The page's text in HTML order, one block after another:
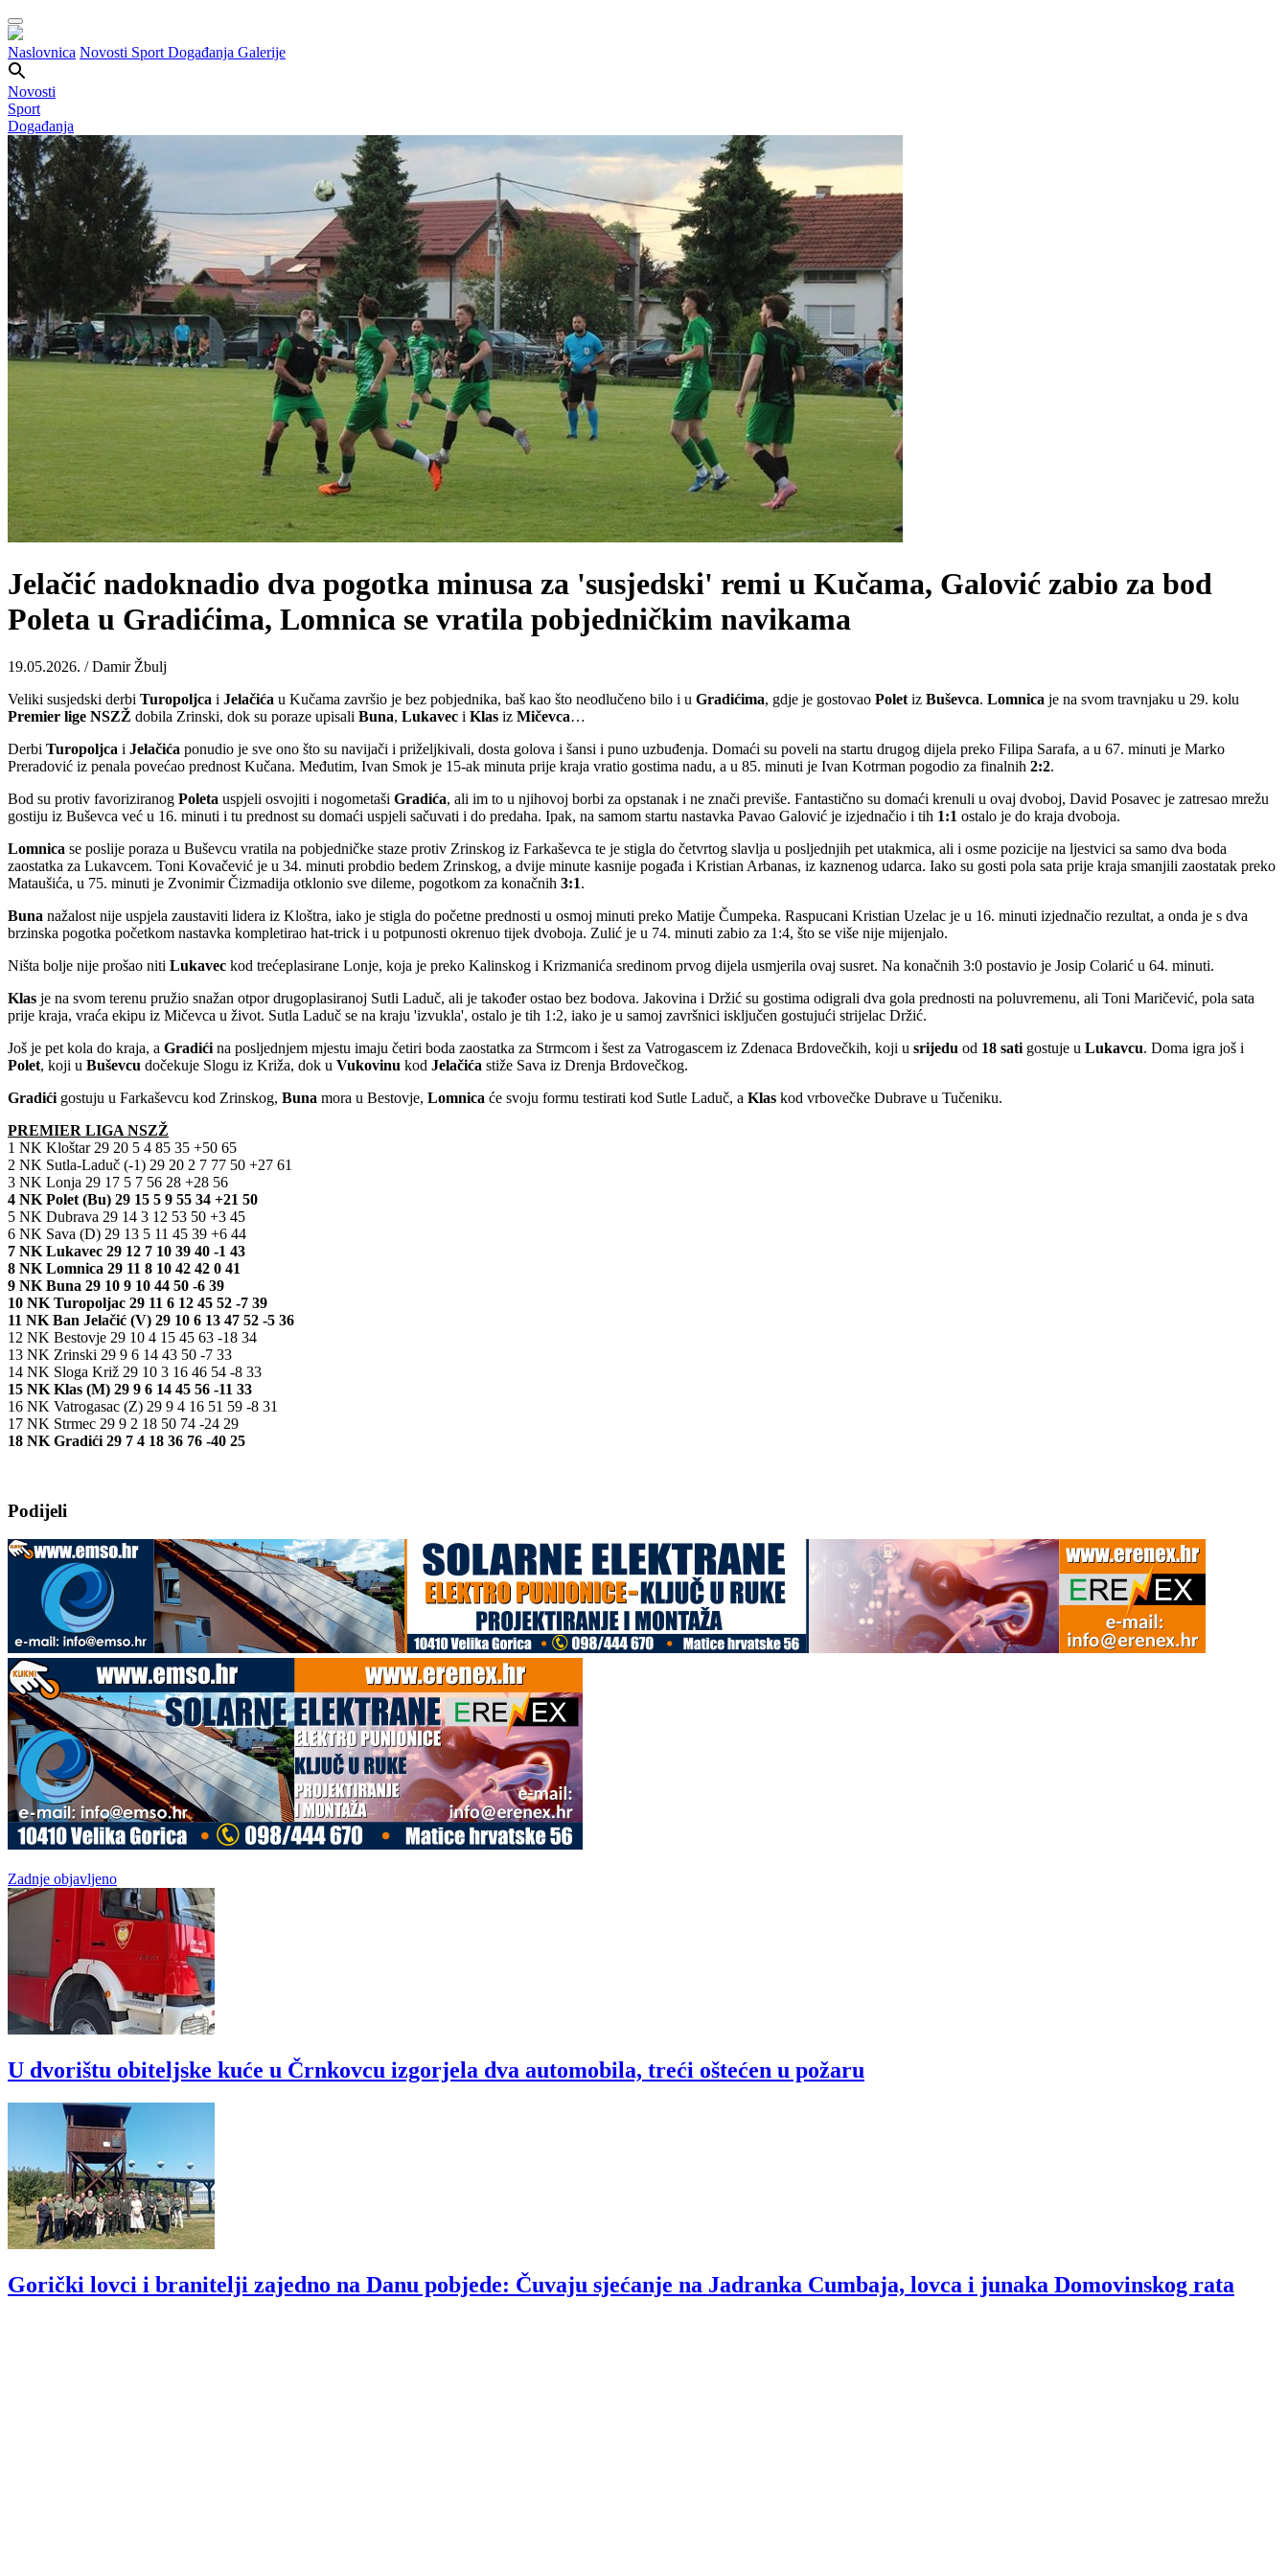
Naslovnica Novosti Sport Događanja Galerije
Novosti
Sport
Događanja
Jelačić nadoknadio dva pogotka minusa za 'susjedski' remi u Kučama, Galović zabio za bod
Poleta u Gradićima, Lomnica se vratila pobjedničkim navikama
19.05.2026. / Damir Žbulj
Veliki susjedski derbi Turopoljca i Jelačića u Kučama završio je bez pobjednika, baš kao što neodlučeno bilo i u Gradićima, gdje je gostovao Polet iz Buševca. Lomnica je na svom travnjaku u 29. kolu
Premier lige NSZŽ dobila Zrinski, dok su poraze upisali Buna, Lukavec i Klas iz Mičevca…
Derbi Turopoljca i Jelačića ponudio je sve ono što su navijači i priželjkivali, dosta golova i šansi i puno uzbuđenja. Domaći su poveli na startu drugog dijela preko Filipa Sarafa, a u 67. minuti je Marko
Preradović iz penala povećao prednost Kučana. Međutim, Ivan Smok je 15-ak minuta prije kraja vratio gostima nadu, a u 85. minuti je Ivan Kotrman pogodio za finalnih 2:2.
Bod su protiv favoriziranog Poleta uspjeli osvojiti i nogometaši Gradića, ali im to u njihovoj borbi za opstanak i ne znači previše. Fantastično su domaći krenuli u ovaj dvoboj, David Posavec je zatresao mrežu
gostiju iz Buševca već u 16. minuti i tu prednost su domaći uspjeli sačuvati i do predaha. Ipak, na samom startu nastavka Pavao Galović je izjednačio i tih 1:1 ostalo je do kraja dvoboja.
Lomnica se poslije poraza u Buševcu vratila na pobjedničke staze protiv Zrinskog iz Farkaševca te je stigla do četvrtog slavlja u posljednjih pet utakmica, ali i osme pozicije na ljestvici sa samo dva boda
zaostatka za Lukavcem. Toni Kovačević je u 34. minuti probdio bedem Zrinskog, a dvije minute kasnije pogađa i Kristian Arbanas, iz kaznenog udarca. Iako su gosti pola sata prije kraja smanjili zaostatak preko
Mataušića, u 75. minuti je Zvonimir Čizmadija otklonio sve dileme, pogotkom za konačnih 3:1.
Buna nažalost nije uspjela zaustaviti lidera iz Kloštra, iako je stigla do početne prednosti u osmoj minuti preko Matije Čumpeka. Raspucani Kristian Uzelac je u 16. minuti izjednačio rezultat, a onda je s dva
brzinska pogotka početkom nastavka kompletirao hat-trick i u potpunosti okrenuo tijek dvoboja. Zulić je u 74. minuti zabio za 1:4, što se više nije mijenjalo.
Ništa bolje nije prošao niti Lukavec kod trećeplasirane Lonje, koja je preko Kalinskog i Krizmanića sredinom prvog dijela usmjerila ovaj susret. Na konačnih 3:0 postavio je Josip Colarić u 64. minuti.
Klas je na svom terenu pružio snažan otpor drugoplasiranoj Sutli Laduč, ali je također ostao bez bodova. Jakovina i Držić su gostima odigrali dva gola prednosti na poluvremenu, ali Toni Maričević, pola sata
prije kraja, vraća ekipu iz Mičevca u život. Sutla Laduč se na kraju 'izvukla', ostalo je tih 1:2, iako je u samoj završnici isključen gostujući strijelac Držić.
Još je pet kola do kraja, a Gradići na posljednjem mjestu imaju četiri boda zaostatka za Strmcom i šest za Vatrogascem iz Zdenaca Brdovečkih, koji u srijedu od 18 sati gostuje u Lukavcu. Doma igra još i
Polet, koji u Buševcu dočekuje Slogu iz Križa, dok u Vukovinu kod Jelačića stiže Sava iz Drenja Brdovečkog.
Gradići gostuju u Farkaševcu kod Zrinskog, Buna mora u Bestovje, Lomnica će svoju formu testirati kod Sutle Laduč, a Klas kod vrbovečke Dubrave u Tučeniku.
PREMIER LIGA NSZŽ
1 NK Kloštar 29 20 5 4 85 35 +50 65
2 NK Sutla-Laduč (-1) 29 20 2 7 77 50 +27 61
3 NK Lonja 29 17 5 7 56 28 +28 56
4 NK Polet (Bu) 29 15 5 9 55 34 +21 50
5 NK Dubrava 29 14 3 12 53 50 +3 45
6 NK Sava (D) 29 13 5 11 45 39 +6 44
7 NK Lukavec 29 12 7 10 39 40 -1 43
8 NK Lomnica 29 11 8 10 42 42 0 41
9 NK Buna 29 10 9 10 44 50 -6 39
10 NK Turopoljac 29 11 6 12 45 52 -7 39
11 NK Ban Jelačić (V) 29 10 6 13 47 52 -5 36
12 NK Bestovje 29 10 4 15 45 63 -18 34
13 NK Zrinski 29 9 6 14 43 50 -7 33
14 NK Sloga Križ 29 10 3 16 46 54 -8 33
15 NK Klas (M) 29 9 6 14 45 56 -11 33
16 NK Vatrogasac (Z) 29 9 4 16 51 59 -8 31
17 NK Strmec 29 9 2 18 50 74 -24 29
18 NK Gradići 29 7 4 18 36 76 -40 25
Podijeli
Zadnje objavljeno
U dvorištu obiteljske kuće u Črnkovcu izgorjela dva automobila, treći oštećen u požaru
Gorički lovci i branitelji zajedno na Danu pobjede: Čuvaju sjećanje na Jadranka Cumbaja, lovca i junaka Domovinskog rata